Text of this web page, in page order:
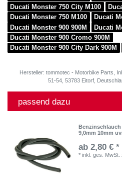
Ducati Monster 750 City M100
Ducati Monster 750 M100
Ducati
Ducati Monster 900 900M
Ducati
Ducati Monster 900 Cromo 900M
Ducati Monster 900 City Dark 900M
Hersteller: tommotec - Motorbike Parts,
51-54, 53783 Eitorf,
passend dazu
Benzinschlauch
9,0mm 10mm
ab 2,80 € *
*inkl. ges. MwSt.